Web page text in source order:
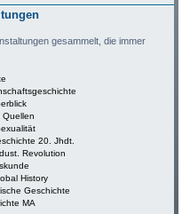
gesammelt, die immer
Quellen
20. Jhdt.
Revolution
History
Geschichte
MA